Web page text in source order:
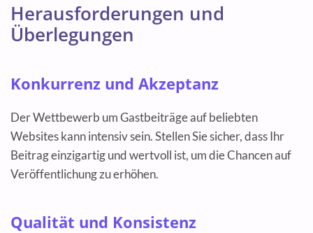
Herausforderungen und
Überlegungen
Konkurrenz und Akzeptanz
Der Wettbewerb um Gastbeiträge auf beliebten
Websites kann intensiv sein. Stellen Sie sicher, dass Ihr
Beitrag einzigartig und wertvoll ist, um die Chancen auf
Veröffentlichung zu erhöhen.
Qualität und Konsistenz